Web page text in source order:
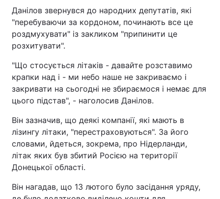
Тема оформлення
Данілов звернувся до народних депутатів, які
"перебуваючи за кордоном, починають все це
роздмухувати" із закликом "припинити це
розхитувати".
"Що стосується літаків - давайте розставимо
крапки над і - ми небо наше не закриваємо і
закривати на сьогодні не збираємося і немає для
цього підстав", - наголосив Данілов.
Він зазначив, що деякі компанії, які мають в
лізингу літаки, "перестраховуються". За його
словами, йдеться, зокрема, про Нідерланди,
літак яких був збитий Росією на території
Донецької області.
Він нагадав, що 13 лютого було засідання уряду,